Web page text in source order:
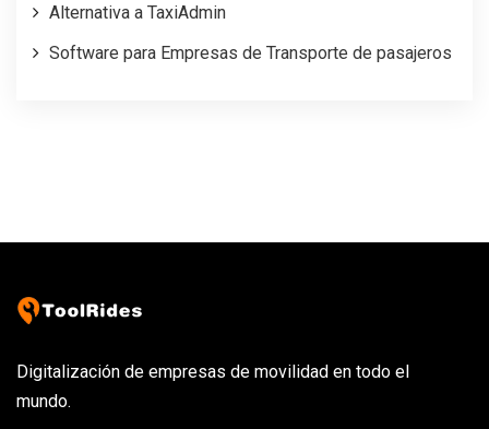
Alternativa a TaxiAdmin
Software para Empresas de Transporte de pasajeros
Digitalización de empresas de movilidad en todo el
mundo.